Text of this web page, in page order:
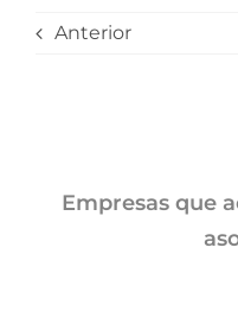
Anterior
Empresas que